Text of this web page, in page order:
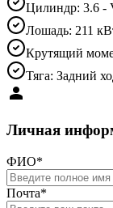
Цилиндр: 3.6 -
Лошадь: 211
Крутящий
Тяга: Задний
Личная
ФИО*
Почта*